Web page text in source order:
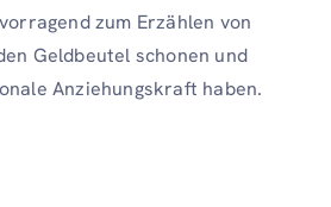
zum Erzählen von
Geldbeutel schonen und
Anziehungskraft haben.